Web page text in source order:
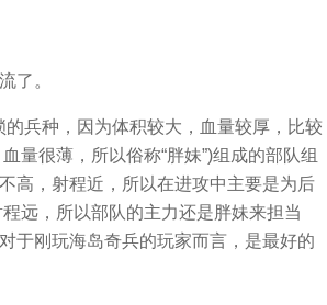
了。
兵种，因为体积较大，血量较厚，比较
量很薄，所以俗称“胖妹”)组成的部队组
高，射程近，所以在进攻中主要是为后
远，所以部队的主力还是胖妹来担当
于刚玩海岛奇兵的玩家而言，是最好的